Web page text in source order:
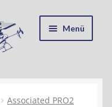
Menü
Associated PRO2